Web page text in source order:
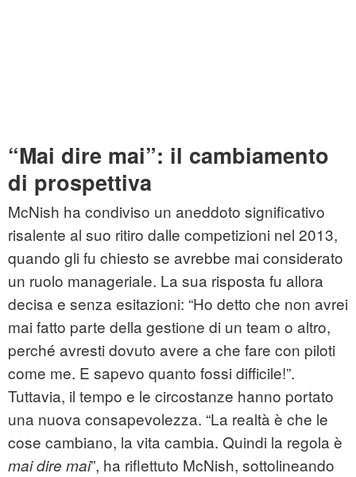
“Mai dire mai”: il cambiamento
di prospettiva
McNish ha condiviso un aneddoto significativo
risalente al suo ritiro dalle competizioni nel 2013,
quando gli fu chiesto se avrebbe mai considerato
un ruolo manageriale. La sua risposta fu allora
decisa e senza esitazioni: “Ho detto che non avrei
mai fatto parte della gestione di un team o altro,
perché avresti dovuto avere a che fare con piloti
come me. E sapevo quanto fossi difficile!”.
Tuttavia, il tempo e le circostanze hanno portato
una nuova consapevolezza. “La realtà è che le
cose cambiano, la vita cambia. Quindi la regola è
mai dire mai”, ha riflettuto McNish, sottolineando